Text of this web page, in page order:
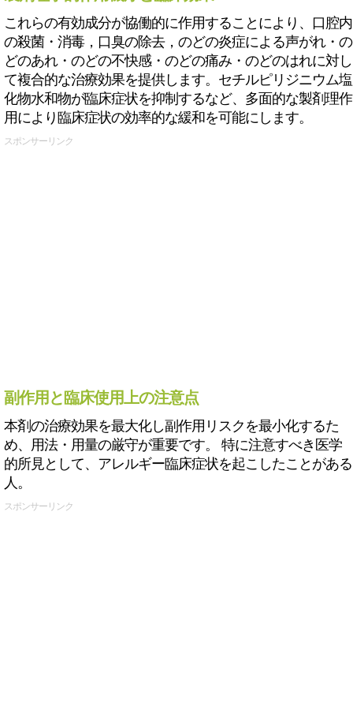
これらの有効成分が協働的に作用することにより、口腔内
の殺菌・消毒，口臭の除去，のどの炎症による声がれ・の
どのあれ・のどの不快感・のどの痛み・のどのはれに対し
て複合的な治療効果を提供します。セチルピリジニウム塩
化物水和物が臨床症状を抑制するなど、多面的な製剤理作
用により臨床症状の効率的な緩和を可能にします。
スポンサーリンク
副作用と臨床使用上の注意点
本剤の治療効果を最大化し副作用リスクを最小化するた
め、用法・用量の厳守が重要です。 特に注意すべき医学
的所見として、アレルギー臨床症状を起こしたことがある
人。
スポンサーリンク